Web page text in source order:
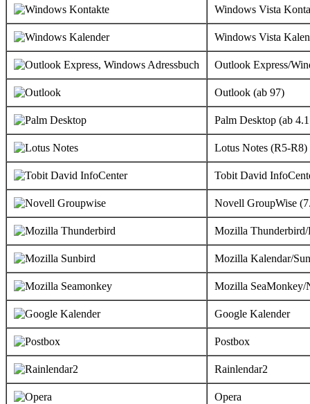
Windows Vista
Windows Vista
Outlook Express/
Outlook (ab 97)
Palm Desktop (ab
Lotus Notes (R5-R8)
Tobit David
Novell GroupWise
Mozilla
Mozilla Kalendar/
Mozilla SeaMonkey/
Google Kalender
Postbox
Rainlendar2
Opera